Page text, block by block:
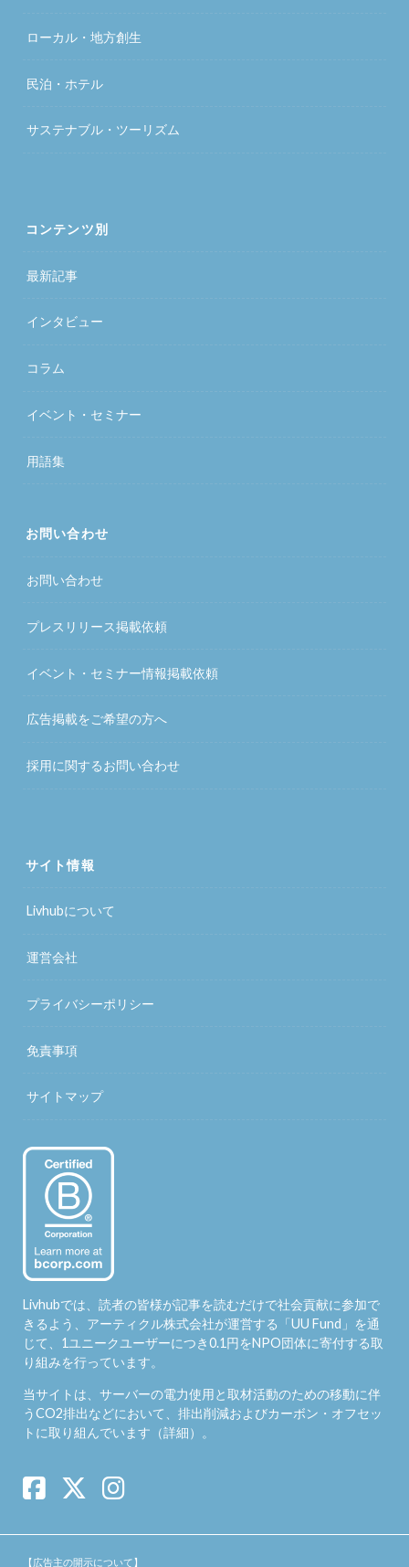
ローカル・地方創生
民泊・ホテル
サステナブル・ツーリズム
コンテンツ別
最新記事
インタビュー
コラム
イベント・セミナー
用語集
お問い合わせ
お問い合わせ
プレスリリース掲載依頼
イベント・セミナー情報掲載依頼
広告掲載をご希望の方へ
採用に関するお問い合わせ
サイト情報
Livhubについて
運営会社
プライバシーポリシー
免責事項
サイトマップ
Livhubでは、読者の皆様が記事を読むだけで社会貢献に参加で
きるよう、アーティクル株式会社が運営する「UU Fund 」を通
じて、1ユニークユーザーにつき0.1円をNPO団体に寄付する取
り組みを行っています。
当サイトは、サーバーの電力使用と取材活動のための移動に伴
うCO2排出などにおいて、排出削減およびカーボン・オフセッ
トに取り組んでいます（詳細）。
【広告主の開示について】